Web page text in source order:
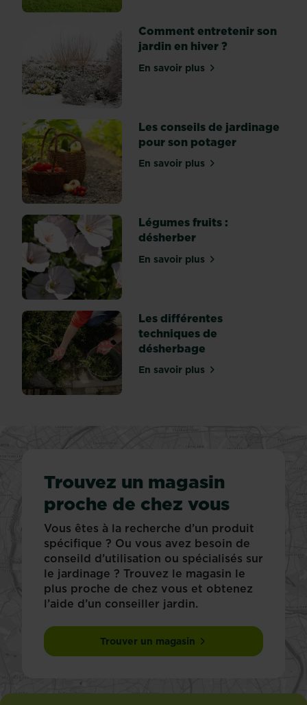
inesthétiques
et
viennent
parasiter
végétaux...
Comment entretenir son
jardin en hiver ?
En savoir plussur Comment entretenir
Les conseils de jardinage
pour son potager
En savoir plussur Les conseils de
Légumes fruits :
désherber
En savoir plussur Légumes fruits :
Les différentes
techniques de
désherbage
En savoir plussur Les différentes
Trouvez un magasin
proche de chez vous
Vous êtes à la recherche d’un produit
spécifique ? Ou vous avez besoin de
conseild d’utilisation ou spécialisés sur
le jardinage ? Trouvez le magasin le
plus proche de chez vous et obtenez
l’aide d’un conseiller jardin.
Trouver un magasin